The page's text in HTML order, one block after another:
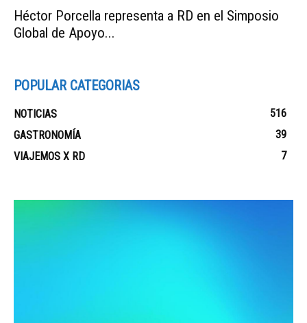
Héctor Porcella representa a RD en el Simposio
Global de Apoyo...
POPULAR CATEGORIAS
NOTICIAS
516
GASTRONOMÍA
39
VIAJEMOS X RD
7